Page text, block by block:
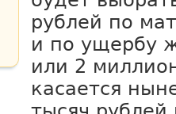
рублей по
и по ущербу
или 2
касается